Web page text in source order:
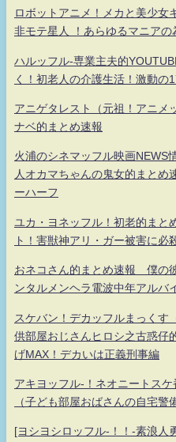
ロボットアニメ！メカと美少女
非モテ星人 ！あらゆるマニアの
ハルッフル-専業主夫的
く！初老人の介護生活！激動の
アニゲタレスト（元祖！アニ
ナベ的まとめ速報
火浦のシネマッフル映画NEWS
人オカマちゃんの鬼女的まとめ
ーハーフ
ユカ・ヨネッフル！初老的まと
ト！害獣神アリ・ガー被害に必
おネコさん的まとめ速報 僕の
ンタルメンヘラ電波中年アルバ
スケバン！デカッフルまっくす
供部屋おじさんヒロシ之古惑仔
げMAX！デカいは正義刑事編
アキヨッフル-！ネオニートスケ
（子ども部屋おばさんの自宅警
[ヨシヨシロッフル-！！-素浪人